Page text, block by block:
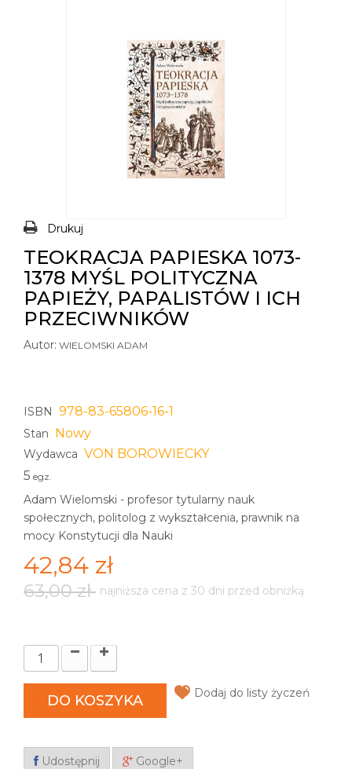
Drukuj
TEOKRACJA PAPIESKA 1073-
1378 MYŚL POLITYCZNA
PAPIEŻY, PAPALISTÓW I ICH
PRZECIWNIKÓW
Autor: WIELOMSKI ADAM
ISBN 978-83-65806-16-1
Stan Nowy
Wydawca VON BOROWIECKY
5 egz.
Adam Wielomski - profesor tytularny nauk
społecznych, politolog z wykształcenia, prawnik na
mocy Konstytucji dla Nauki
42,84 zł
63,00 zł najniższa cena z 30 dni przed obniżką
DO KOSZYKA Dodaj do listy życzeń
Udostępnij Google+